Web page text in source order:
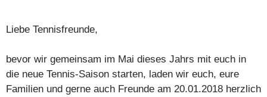
Liebe Tennisfreunde,
bevor wir gemeinsam im Mai dieses Jahrs mit euch in
die neue Tennis-Saison starten, laden wir euch, eure
Familien und gerne auch Freunde am 20.01.2018 herzlich